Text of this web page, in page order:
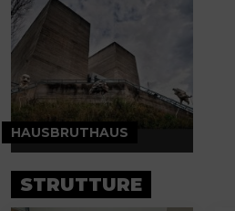
HAUSBRUTHAUS
STRUTTURE